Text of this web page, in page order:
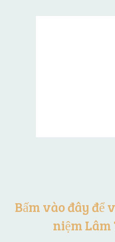
Bấm vào đây để
niệm Lâm